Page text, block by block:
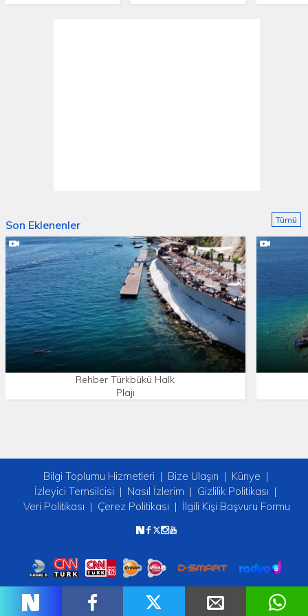
Son Eklenenler
Rehber Türkbükü Halk
Plajı
Tümü
Bilgi Toplumu Hizmetleri Bize Ulaşın
Künye
İzleyici Temsilcisi
Nasıl İzlerim
Gizlilik Politikası
Veri Politikası
Çerez Politikası İlgili Kişi Başvuru Formu